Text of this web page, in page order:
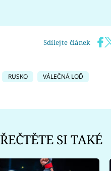
Sdílejte článek
RUSKO VÁLEČNÁ LOĎ
SI TAKÉ